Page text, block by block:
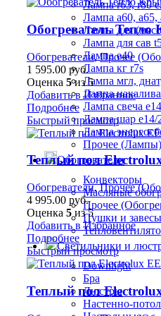
Лампа r63, r80
Лампа а60, а65,
Лампа для
Лампа для сав
Лампа е40
Лампа кг r7s
Лампа мгл,
Лампа
Лампа свеча
Лампа шар е14/
Лампа
Прочее (Лампы)
Обогреватели
Конвекторы
Масляные
Прочее
Пушки и завесы
Светильники и
Downlight
Бра
Люстры
Настенно-
Обогреватель
Обогреватели,Прочее
1 595.00 руб.
Оценка 5из 5
Добавить в Избранное
Подробнее
Быстрый просмотр
Теплый пол
Обогреватели,Прочее
4 995.00 руб.
Оценка 5 из 5
Добавить в Избранное
Подробнее
Быстрый просмотр
Теплый пол